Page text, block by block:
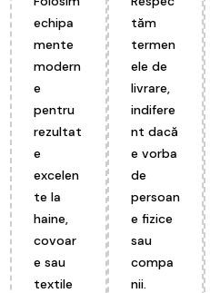
echipa
mente
modern
e
pentru
rezultat
e
excelen
te la
haine,
covoar
e sau
textile
tăm
termen
ele de
livrare,
indifere
nt dacă
e vorba
de
persoan
e fizice
sau
compa
nii.